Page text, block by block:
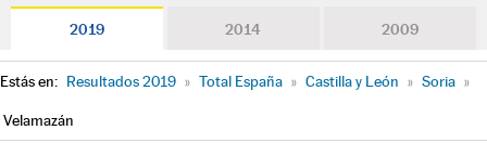
2019 2014 2009
Estás en: Resultados 2019 » Total España » Castilla y León » Soria »
Velamazán